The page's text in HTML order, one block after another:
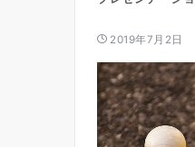
2019年7月2日